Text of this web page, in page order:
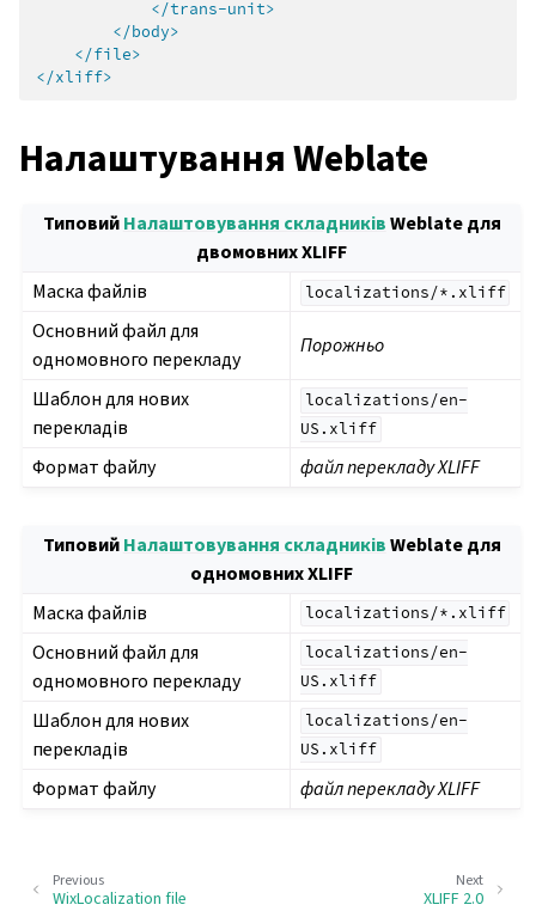
</trans-unit>
</body>
</file>
</xliff>
Налаштування Weblate
ТиповийНалаштовування складниківWeblate для
двомовних XLIFF
Маска файлів
localizations/*.xliff
Основний файл для
одномовного перекладу
Порожньо
Шаблон для нових
перекладів
localizations/en-
US.xliff
Формат файлу файл перекладу XLIFF
ТиповийНалаштовування складниківWeblate для
одномовних XLIFF
Маска файлів
localizations/*.xliff
Основний файл для
одномовного перекладу
localizations/en-
US.xliff
Шаблон для нових
перекладів
localizations/en-
US.xliff
Формат файлу файл перекладу XLIFF
Next
XLIFF 2.0
Previous
WixLocalization file